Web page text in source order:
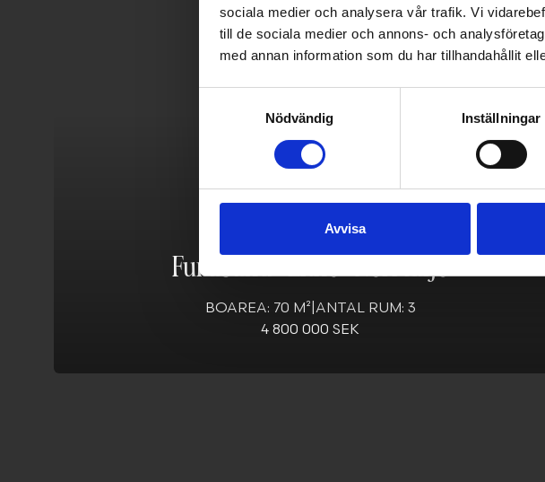
sociala medier och analysera vår trafik. Vi
till de sociala medier och annons- och
med annan information som du har tillhandahållit
Nödvändig
Inställningar
Avvisa
Eknö bryggväg 10
Furusund - Eknö-Norrtälje
BOAREA: 70 M² ANTAL RUM: 3
4 800 000 SEK